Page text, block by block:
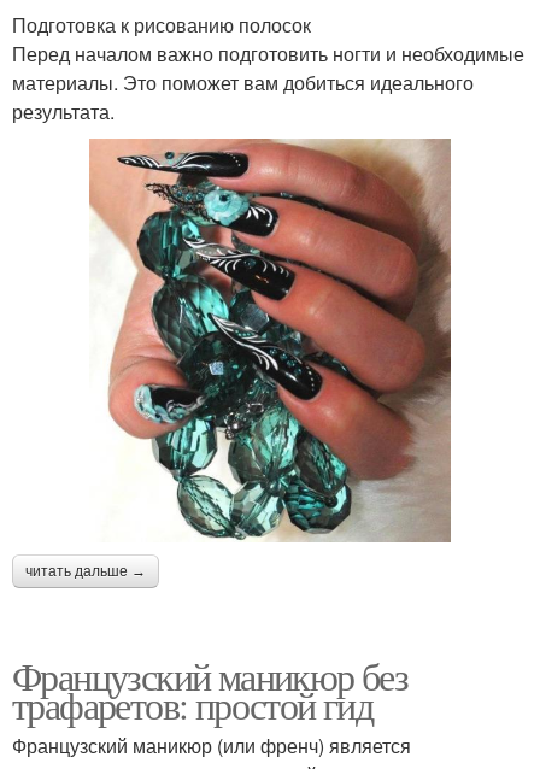
Подготовка к рисованию полосок
Перед началом важно подготовить ногти и необходимые
материалы. Это поможет вам добиться идеального
результата.
читать дальше →
Французский маникюр без
трафаретов: простой гид
Французский маникюр (или френч) является